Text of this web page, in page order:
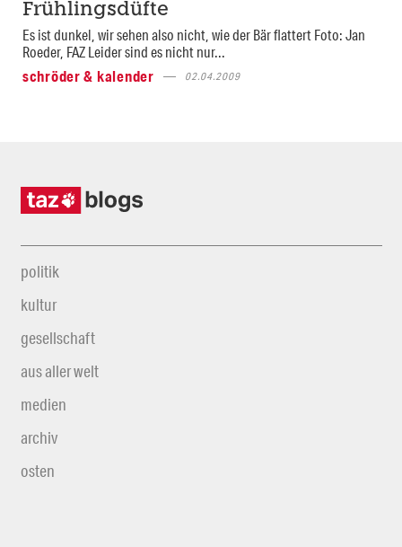
Frühlingsdüfte
Es ist dunkel, wir sehen also nicht, wie der Bär flattert Foto: Jan
Roeder, FAZ Leider sind es nicht nur...
schröder & kalender
02.04.2009
politik
kultur
gesellschaft
aus aller welt
medien
archiv
osten